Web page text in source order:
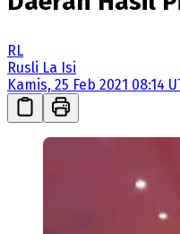
RL
Rusli La Isi
Kamis, 25 Feb 2021 08:14